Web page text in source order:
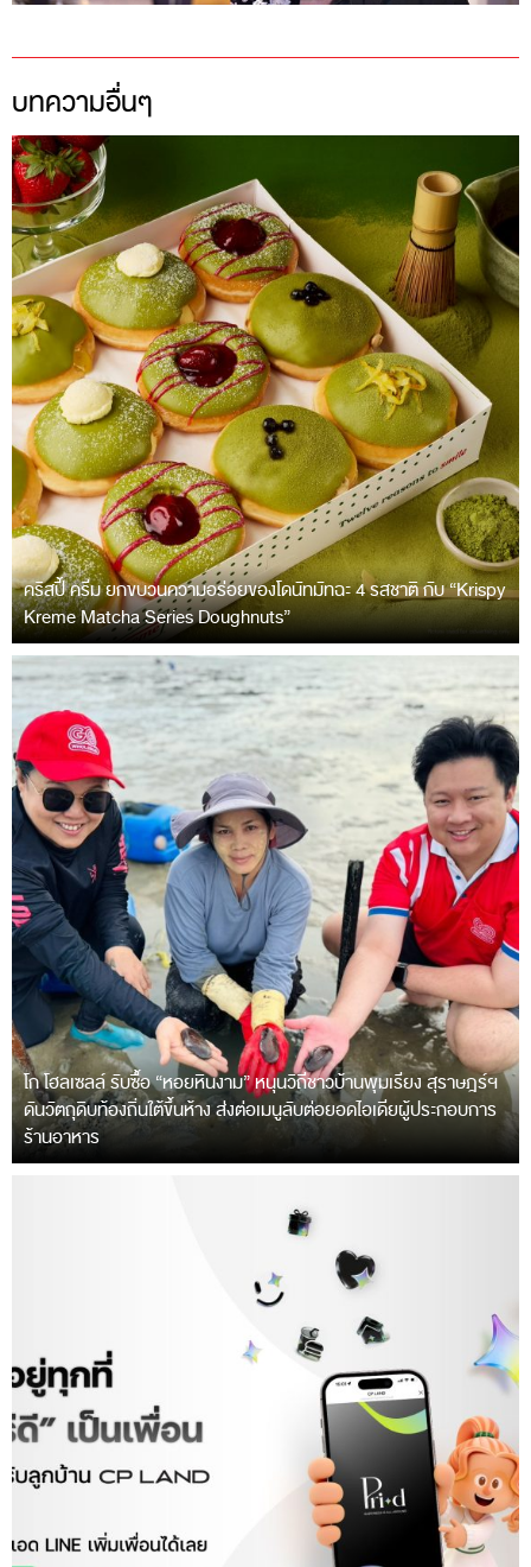
บทความอื่นๆ
คริสปี้ ครีม ยกขบวนความอร่อยของโดนัทมัทฉะ 4 รสชาติ กับ “Krispy
Kreme Matcha Series Doughnuts”
โก โฮลเซลล์ รับซื้อ “หอยหินงาม” หนุนวิถีชาวบ้านพุมเรียง สุราษฎร์ฯ
ดันวัตถุดิบท้องถิ่นใต้ขึ้นห้าง ส่งต่อเมนูลับต่อยอดไอเดียผู้ประกอบการ
ร้านอาหาร